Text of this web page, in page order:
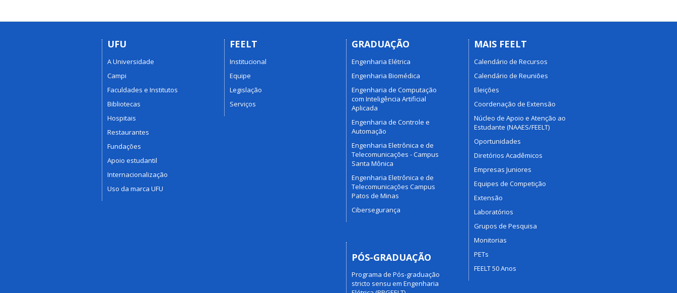
UFU
A Universidade
Campi
Faculdades e Institutos
Bibliotecas
Hospitais
Restaurantes
Fundações
Apoio estudantil
Internacionalização
Uso da marca UFU
FEELT
Institucional
Equipe
Legislação
Serviços
GRADUAÇÃO
Engenharia Elétrica
Engenharia Biomédica
Engenharia de Computação
com Inteligência Artificial
Aplicada
Engenharia de Controle e
Automação
Engenharia Eletrônica e de
Telecomunicações - Campus
Santa Mônica
Engenharia Eletrônica e de
Telecomunicações Campus
Patos de Minas
Cibersegurança
PÓS-GRADUAÇÃO
Programa de Pós-graduação
stricto sensu em Engenharia
MAIS FEELT
Calendário de Recursos
Calendário de Reuniões
Eleições
Coordenação de Extensão
Núcleo de Apoio e Atenção ao
Estudante (NAAES/FEELT)
Oportunidades
Diretórios Acadêmicos
Empresas Juniores
Equipes de Competição
Extensão
Laboratórios
Grupos de Pesquisa
Monitorias
PETs
FEELT 50 Anos